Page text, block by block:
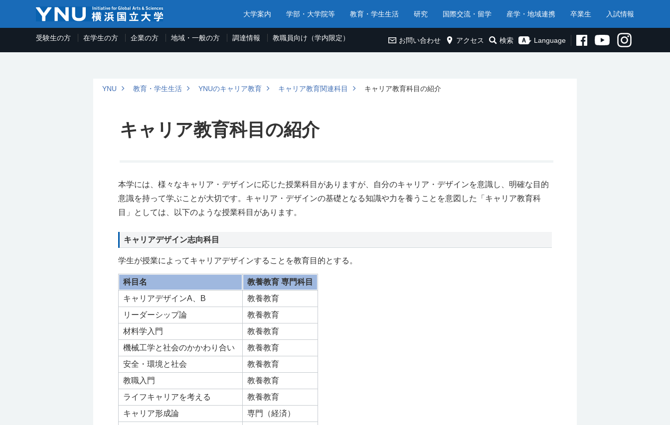
大学案内 学部・大学院等 教育・学生生活 研究 国際交流・留学 産学・地域連携 卒業生 入試情報
受験生の方 在学生の方 企業の方 地域・一般の方 調達情報 教職員向け（学内限定） お問い合わせ アクセス 検索 Language
YNU 教育・学生生活 YNUのキャリア教育 キャリア教育関連科目 キャリア教育科目の紹介
キャリア教育科目の紹介
本学には、様々なキャリア・デザインに応じた授業科目がありますが、自分のキャリア・デザインを意識し、明確な目的
意識を持って学ぶことが大切です。キャリア・デザインの基礎となる知識や力を養うことを意図した「キャリア教育科
目」としては、以下のような授業科目があります。
キャリアデザイン志向科目
学生が授業によってキャリアデザインすることを教育目的とする。
科目名
教養教育 専門科目
キャリアデザインA、B
教養教育
リーダーシップ論
教養教育
材料学入門
教養教育
機械工学と社会のかかわり合い
教養教育
安全・環境と社会
教養教育
教職入門
教養教育
ライフキャリアを考える
教養教育
キャリア形成論
専門（経済）